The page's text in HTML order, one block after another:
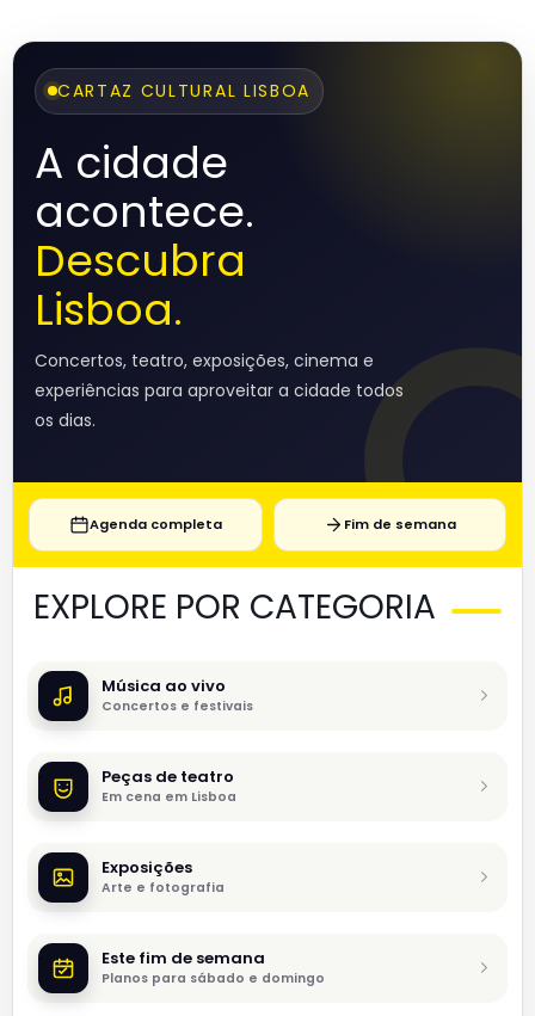
CARTAZ CULTURAL LISBOA
A cidade
acontece.
Descubra
Lisboa.
Concertos, teatro, exposições, cinema e
experiências para aproveitar a cidade todos
os dias.
Agenda completa Fim de semana
EXPLORE POR CATEGORIA
Música ao vivo
Concertos e festivais
Peças de teatro
Em cena em Lisboa
Exposições
Arte e fotografia
Este fim de semana
Planos para sábado e domingo